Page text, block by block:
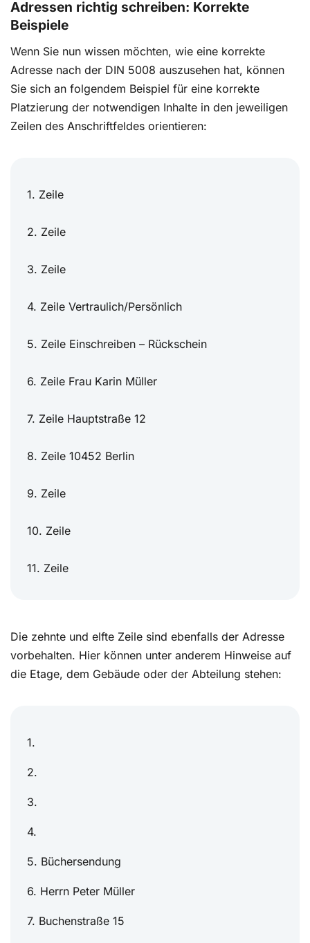
Adressen richtig schreiben: Korrekte
Beispiele
Wenn Sie nun wissen möchten, wie eine korrekte
Adresse nach der DIN 5008 auszusehen hat, können
Sie sich an folgendem Beispiel für eine korrekte
Platzierung der notwendigen Inhalte in den jeweiligen
Zeilen des Anschriftfeldes orientieren:
1. Zeile
2. Zeile
3. Zeile
4. Zeile Vertraulich/Persönlich
5. Zeile Einschreiben – Rückschein
6. Zeile Frau Karin Müller
7. Zeile Hauptstraße 12
8. Zeile 10452 Berlin
9. Zeile
10. Zeile
11. Zeile
Die zehnte und elfte Zeile sind ebenfalls der Adresse
vorbehalten. Hier können unter anderem Hinweise auf
die Etage, dem Gebäude oder der Abteilung stehen:
1.
2.
3.
4.
5. Büchersendung
6. Herrn Peter Müller
7. Buchenstraße 15